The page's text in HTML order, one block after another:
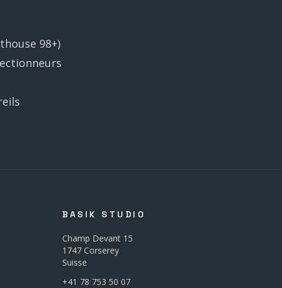
98+)
BASIK STUDIO
Champ Devant 15
1747 Corserey
Suisse
+41 78 753 50 07